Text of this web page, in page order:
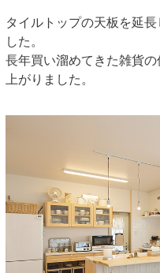
タイルトップの天板を延
した。
長年買い溜めてきた雑貨
上がりました。